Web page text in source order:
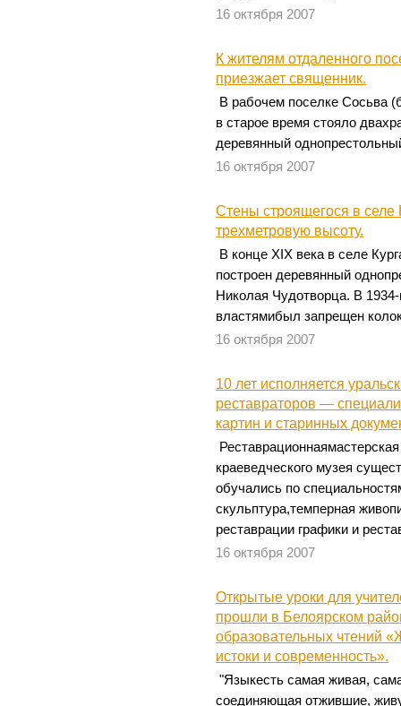
16 октября 2007
К жителям отдаленного
приезжает священник.
В рабочем поселке Сосьва
в старое время стояло
деревянный
16 октября 2007
Стены строящегося в селе
трехметровую высоту.
В конце XIX века в селе
построен деревянный
Николая Чудотворца. В
властямибыл запрещен
16 октября 2007
10 лет исполняется
реставраторов —
картин и старинных
краеведческого музея
обучались по
скульптура,темперная
реставрации графики и
16 октября 2007
Открытые уроки для
прошли в Белоярском
образовательных чтений
истоки и современность».
"Языкесть самая живая,
соединяющая отжившие,